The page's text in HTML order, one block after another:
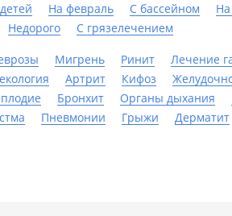
На февраль C бассейном
Недорого С грязелечением
Мигрень Ринит Лечение
Артрит Кифоз
Бронхит Органы дыхания
Пневмонии Грыжи Дерматит